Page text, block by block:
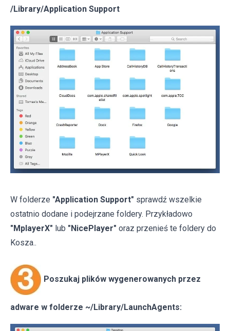
/Library/Application Support
W folderze "Application Support" sprawdź wszelkie
ostatnio dodane i podejrzane foldery. Przykładowo
"MplayerX" lub "NicePlayer" oraz przenieś te foldery do
Kosza..
Poszukaj plików wygenerowanych przez
adware w folderze ~/Library/LaunchAgents: